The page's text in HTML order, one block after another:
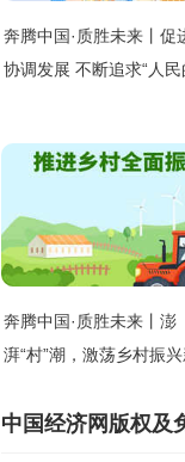
奔腾中国·质胜未来丨促
协调发展 不断追求“人民
奔腾中国·质胜未来丨澎
湃“村”潮，激荡乡村振
中国经济网版权及